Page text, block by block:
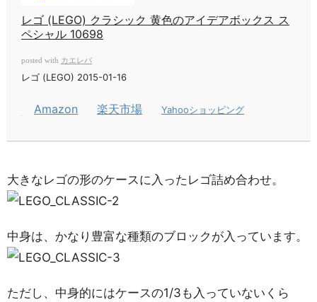
レゴ (LEGO) クラシック 黄色のアイデアボックス ス
ペシャル 10698
posted with カエレバ
レゴ (LEGO) 2015-01-16
Amazon 楽天市場 Yahooショッピング
大きなレゴの形のケースに入ったレゴ詰め合わせ。
中身は、かなり豊富な種類のブロックが入っています。
ただし、中身的にはケースの1/3も入っていないくら